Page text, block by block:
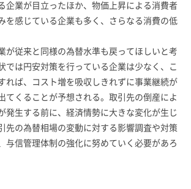
企業が目立ったほか、物価上昇による消費者
を感じている企業も多く、さらなる消費の低
が従来と同様の為替水準も戻ってほしいと考
では円安対策を行っている企業は少なく、こ
れば、コスト増を吸収しきれずに事業継続が
てくることが予想される。取引先の倒産によ
発生する前に、経済情勢に大きな変化が生じ
先の為替相場の変動に対する影響調査や対策
与信管理体制の強化に努めていく必要があろ